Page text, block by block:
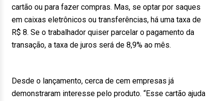
cartão ou para fazer compras. Mas, se optar por saques
em caixas eletrônicos ou transferências, há uma taxa de
R$ 8. Se o trabalhador quiser parcelar o pagamento da
transação, a taxa de juros será de 8,9% ao mês.
Desde o lançamento, cerca de cem empresas já
demonstraram interesse pelo produto. “Esse cartão ajuda